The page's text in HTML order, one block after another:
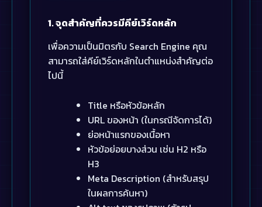
1. จุดสำคัญที่ควรมีคีย์เวิร์ดหลัก
เพื่อความเป็นมิตรกับ Search Engine คุณ
สามารถใส่คีย์เวิร์ดหลักในตำแหน่งสำคัญต่อ
ไปนี้
Title หรือหัวข้อหลัก
URL ของหน้า (ในกรณีจัดการได้)
ย่อหน้าแรกของเนื้อหา
หัวข้อย่อยบางส่วน เช่น H2 หรือ
H3
Meta Description (สำหรับสรุป
ในผลการค้นหา)